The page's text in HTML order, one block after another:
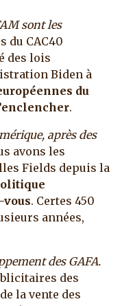
sont les
du CAC40
des lois
Biden à
du
.
après des
avons les
Fields depuis la
vous. Certes 450
années,
des GAFA.
des
la vente des